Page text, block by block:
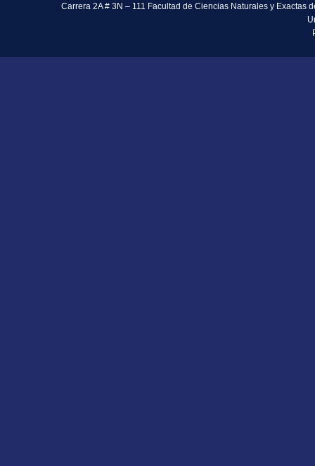
Carrera 2A # 3N – 111 Facultad de Ciencias Naturales y